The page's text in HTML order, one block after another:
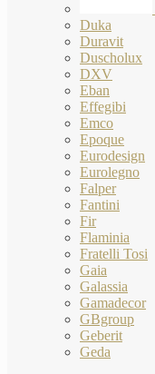
Duka
Duravit
Duscholux
DXV
Eban
Effegibi
Emco
Epoque
Eurodesign
Eurolegno
Falper
Fantini
Fir
Flaminia
Fratelli Tosi
Gaia
Galassia
Gamadecor
GBgroup
Geberit
Geda